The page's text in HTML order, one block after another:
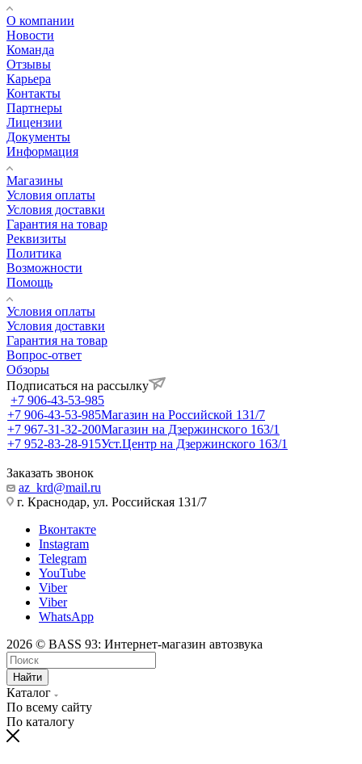
О компании
Новости
Команда
Отзывы
Карьера
Контакты
Партнеры
Лицензии
Документы
Информация
Магазины
Условия оплаты
Условия доставки
Гарантия на товар
Реквизиты
Политика
Возможности
Помощь
Условия оплаты
Условия доставки
Гарантия на товар
Вопрос-ответ
Обзоры
Подписаться на рассылку
+7 906-43-53-985
+7 906-43-53-985Магазин на Российской 131/7
+7 967-31-32-200Магазин на Дзержинского 163/1
+7 952-83-28-915Уст.Центр на Дзержинского 163/1
Заказать звонок
az_krd@mail.ru
г. Краснодар, ул. Российская 131/7
Вконтакте
Instagram
Telegram
YouTube
Viber
Viber
WhatsApp
2026 © BASS 93: Интернет-магазин автозвука
Найти
Каталог
По всему сайту
По каталогу